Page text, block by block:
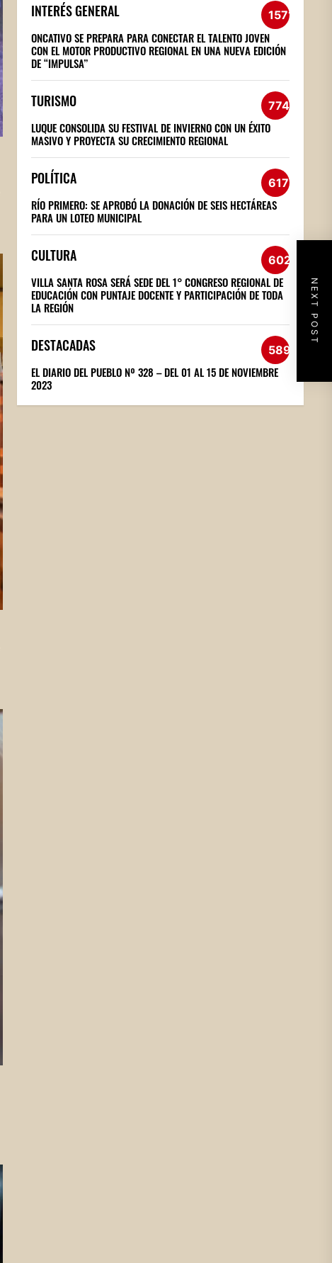
NEXT POST
INTERÉS GENERAL 1571
ONCATIVO SE PREPARA PARA CONECTAR EL TALENTO JOVEN
CON EL MOTOR PRODUCTIVO REGIONAL EN UNA NUEVA EDICIÓN
DE “IMPULSA”
TURISMO 774
LUQUE CONSOLIDA SU FESTIVAL DE INVIERNO CON UN ÉXITO
MASIVO Y PROYECTA SU CRECIMIENTO REGIONAL
POLÍTICA 617
RÍO PRIMERO: SE APROBÓ LA DONACIÓN DE SEIS HECTÁREAS
PARA UN LOTEO MUNICIPAL
CULTURA 602
VILLA SANTA ROSA SERÁ SEDE DEL 1° CONGRESO REGIONAL DE
EDUCACIÓN CON PUNTAJE DOCENTE Y PARTICIPACIÓN DE TODA
LA REGIÓN
DESTACADAS 589
EL DIARIO DEL PUEBLO Nº 328 – DEL 01 AL 15 DE NOVIEMBRE
2023